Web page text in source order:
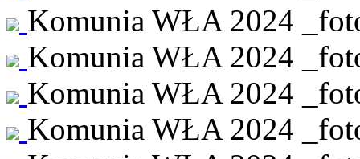
Komunia WŁA 2024
Komunia WŁA 2024
Komunia WŁA 2024
Komunia WŁA 2024